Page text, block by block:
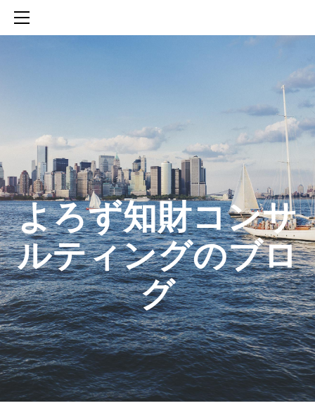
​よろず知財コンサ
ルティングのブロ
グ
SERVICES
知財活動のROICへの貢献
生成AIを活用した知財戦略の策定方法
生成AIとの「壁打ち」で、新たな発明を創出する方法